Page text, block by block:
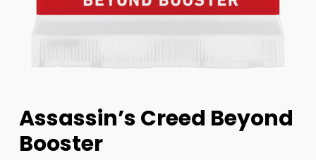
Assassin’s Creed Beyond
Booster